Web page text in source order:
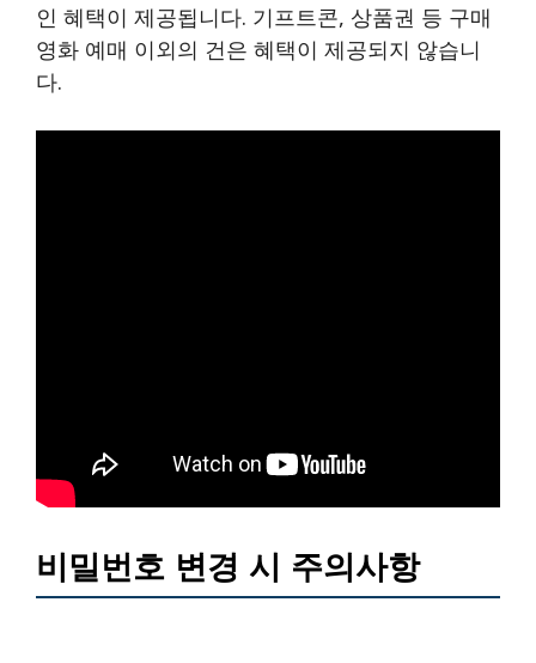
인 혜택이 제공됩니다. 기프트콘, 상품권 등 구매
영화 예매 이외의 건은 혜택이 제공되지 않습니
다.
비밀번호 변경 시 주의사항